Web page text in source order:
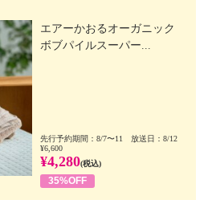
エアーかおるオーガニック
ボブパイルスーパー...
先行予約期間：8/7〜11 放送日：8/12
¥6,600
¥4,280(税込)
35%OFF